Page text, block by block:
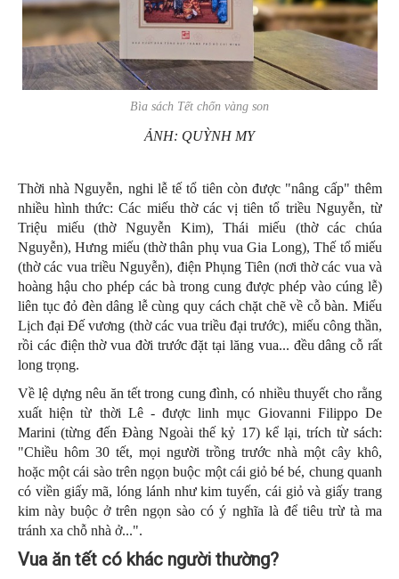
Bìa sách Tết chốn vàng son
ẢNH: QUỲNH MY
Thời nhà Nguyễn, nghi lễ tế tổ tiên còn được "nâng cấp" thêm
nhiều hình thức: Các miếu thờ các vị tiên tổ triều Nguyễn, từ
Triệu miếu (thờ Nguyễn Kim), Thái miếu (thờ các chúa
Nguyễn), Hưng miếu (thờ thân phụ vua Gia Long), Thế tổ miếu
(thờ các vua triều Nguyễn), điện Phụng Tiên (nơi thờ các vua và
hoàng hậu cho phép các bà trong cung được phép vào cúng lễ)
liên tục đỏ đèn dâng lễ cùng quy cách chặt chẽ về cỗ bàn. Miếu
Lịch đại Đế vương (thờ các vua triều đại trước), miếu công thần,
rồi các điện thờ vua đời trước đặt tại lăng vua... đều dâng cỗ rất
long trọng.
Về lệ dựng nêu ăn tết trong cung đình, có nhiều thuyết cho rằng
xuất hiện từ thời Lê - được linh mục Giovanni Filippo De
Marini (từng đến Đàng Ngoài thế kỷ 17) kể lại, trích từ sách:
"Chiều hôm 30 tết, mọi người trồng trước nhà một cây khô,
hoặc một cái sào trên ngọn buộc một cái giỏ bé bé, chung quanh
có viền giấy mã, lóng lánh như kim tuyến, cái giỏ và giấy trang
kim này buộc ở trên ngọn sào có ý nghĩa là để tiêu trừ tà ma
tránh xa chỗ nhà ở...".
Vua ăn tết có khác người thường?